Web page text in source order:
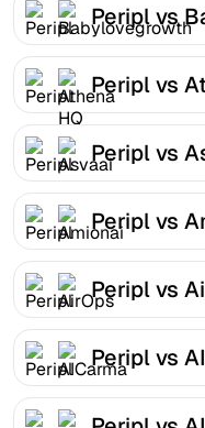
Peripl vs
Peripl vs
Peripl vs
Peripl vs
Peripl vs
Peripl vs